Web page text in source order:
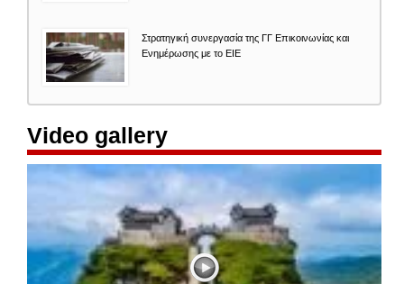
Στρατηγική συνεργασία της ΓΓ Επικοινωνίας και
Ενημέρωσης με το ΕΙΕ
Video gallery